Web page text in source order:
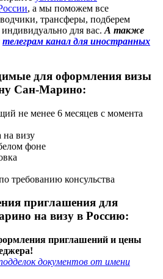
, а мы поможем все
трансферы, подберем
для вас. А также
телеграм канал для иностранных
для оформления визы
Сан-Марино:
не менее 6 месяцев с момента
на визу
фоне
требованию консульства
приглашения для
на визу в Россию:
приглашений и цены
документов от имени